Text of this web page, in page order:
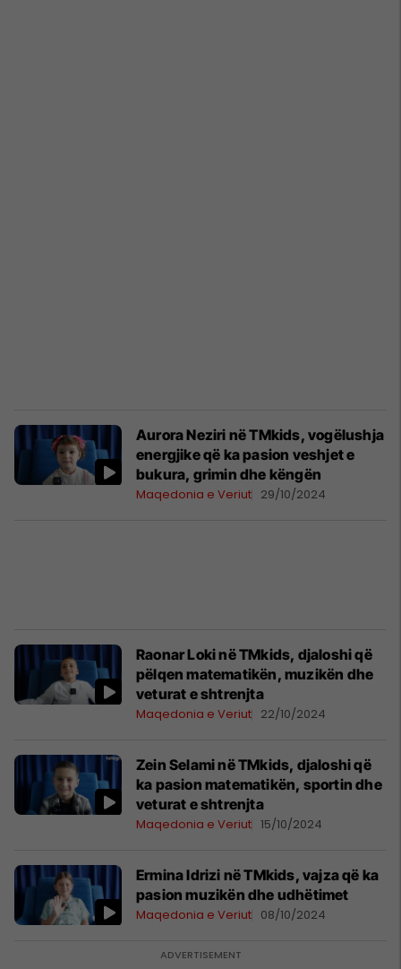
Aurora Neziri në TMkids, vogëlushja
energjike që ka pasion veshjet e
bukura, grimin dhe këngën
Maqedonia e Veriut 29/10/2024
Raonar Loki në TMkids, djaloshi që
pëlqen matematikën, muzikën dhe
veturat e shtrenjta
Maqedonia e Veriut 22/10/2024
Zein Selami në TMkids, djaloshi që
ka pasion matematikën, sportin dhe
veturat e shtrenjta
Maqedonia e Veriut 15/10/2024
Ermina Idrizi në TMkids, vajza që ka
pasion muzikën dhe udhëtimet
Maqedonia e Veriut 08/10/2024